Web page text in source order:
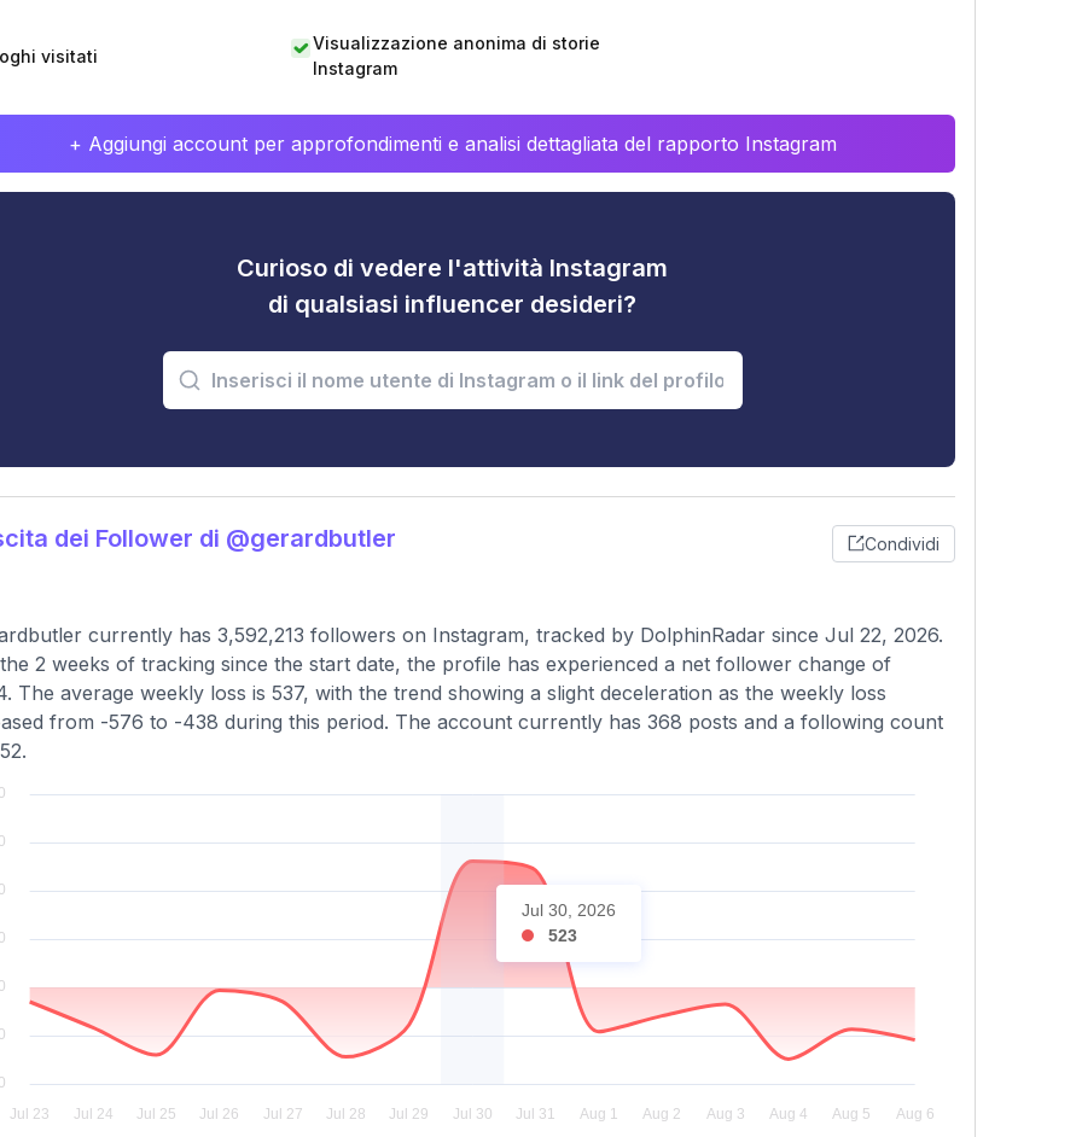
visitati
Visualizzazione anonima di storie
Instagram
+ Aggiungi account per approfondimenti e analisi dettagliata del rapporto Instagram
Curioso di vedere l'attività Instagram
di qualsiasi influencer desideri?
dei Follower di @gerardbutler Condividi
currently has 3,592,213 followers on Instagram, tracked by DolphinRadar since Jul 22, 2026.
2 weeks of tracking since the start date, the profile has experienced a net follower change of
The average weekly loss is 537, with the trend showing a slight deceleration as the weekly loss
from -576 to -438 during this period. The account currently has 368 posts and a following count
Jul 30, 2026
523